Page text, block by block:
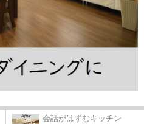
会話がはずむキッチン